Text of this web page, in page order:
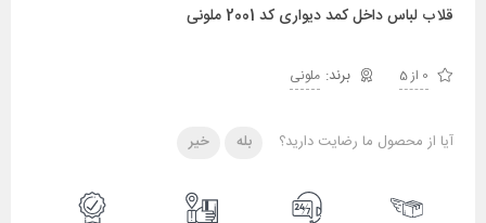
قلاب لباس داخل کمد دیواری کد 2001 ملونی
0 از 5 ملونی
آیا از محصول ما رضایت دارید؟ بله خیر